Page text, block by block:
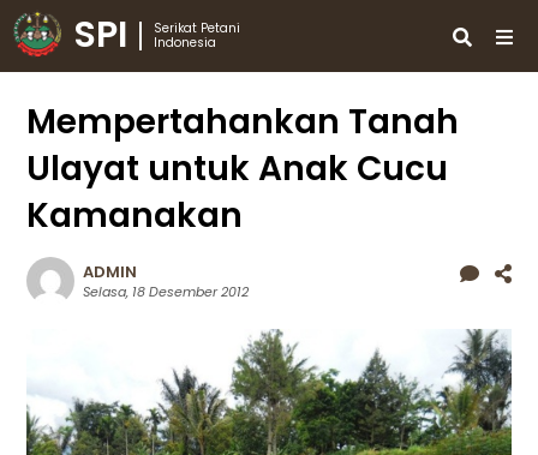
SPI
Serikat Petani
Indonesia
Mempertahankan Tanah
Ulayat untuk Anak Cucu
Kamanakan
ADMIN
Selasa, 18 Desember 2012